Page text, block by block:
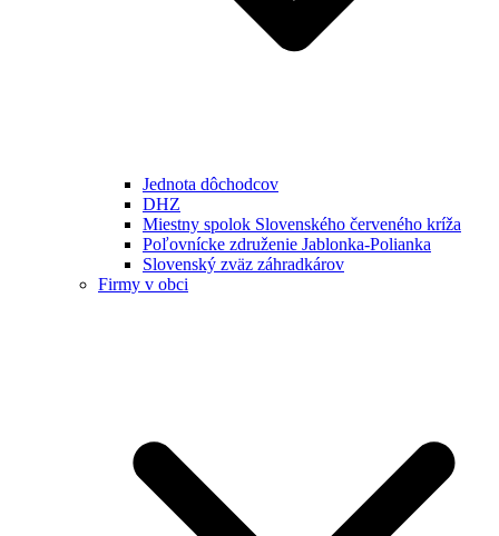
Jednota dôchodcov
DHZ
Miestny spolok Slovenského červeného kríža
Poľovnícke združenie Jablonka-Polianka
Slovenský zväz záhradkárov
Firmy v obci